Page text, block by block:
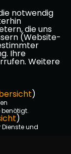
notwendig
die uns
(Website-
Ihre
Weitere
)
)
und